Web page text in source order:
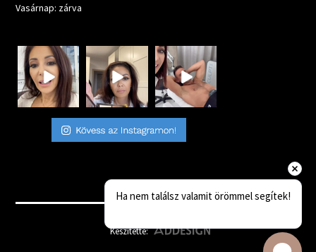
Vasárnap: zárva
Készítette:
Ha nem találsz valamit örömmel segítek!